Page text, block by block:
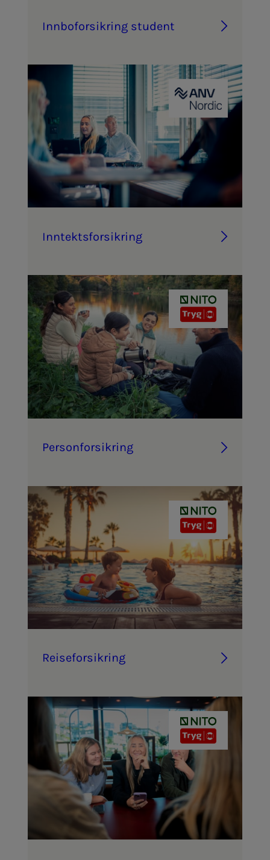
Inn­­­bo­­­for­­­sik­ring stu­­­dent
Inn­­­­­tekts­­­for­­­sik­ring
Per­­­son­­­for­­­sik­ring
Reise­­­for­­­sik­ring